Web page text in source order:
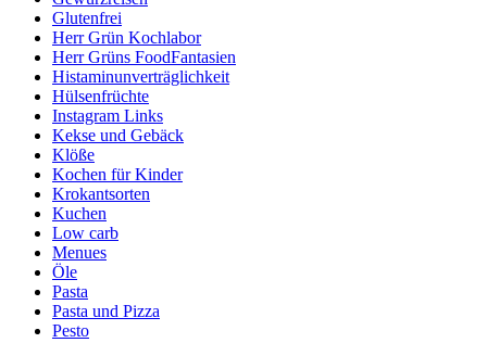
Glutenfrei
Herr Grün Kochlabor
Herr Grüns FoodFantasien
Histaminunverträglichkeit
Hülsenfrüchte
Instagram Links
Kekse und Gebäck
Klöße
Kochen für Kinder
Krokantsorten
Kuchen
Low carb
Menues
Öle
Pasta
Pasta und Pizza
Pesto